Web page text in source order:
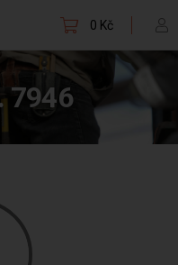
0 Kč
7946